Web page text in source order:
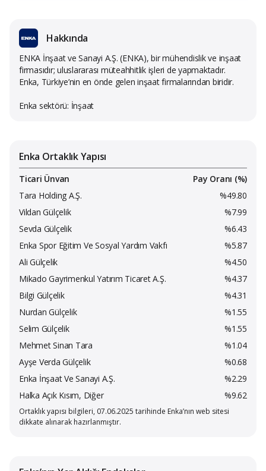
Hakkında
ENKA İnşaat ve Sanayi A.Ş. (ENKA), bir mühendislik ve inşaat
firmasıdır; uluslararası müteahhitlik işleri de yapmaktadır.
Enka, Türkiye’nin en önde gelen inşaat firmalarından biridir.
Enka sektörü: İnşaat
Enka Ortaklık Yapısı
Ticari Ünvan
Pay Oranı (%)
Tara Holding A.Ş.
%49.80
Vildan Gülçelik
%7.99
Sevda Gülçelik
%6.43
Enka Spor Eğitim Ve Sosyal Yardım Vakfı
%5.87
Ali Gülçelik
%4.50
Mikado Gayrimenkul Yatırım Ticaret A.Ş.
%4.37
Bilgi Gülçelik
%4.31
Nurdan Gülçelik
%1.55
Selim Gülçelik
%1.55
Mehmet Sinan Tara
%1.04
Ayşe Verda Gülçelik
%0.68
Enka İnşaat Ve Sanayi A.Ş.
%2.29
Halka Açık Kısım, Diğer
%9.62
Ortaklık yapısı bilgileri, 07.06.2025 tarihinde Enka’nın web sitesi
dikkate alınarak hazırlanmıştır.